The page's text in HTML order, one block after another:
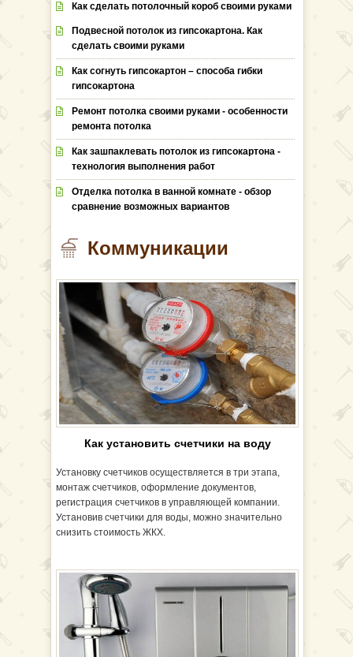
Как сделать потолочный короб своими руками
Подвесной потолок из гипсокартона. Как
сделать своими руками
Как согнуть гипсокартон – способа гибки
гипсокартона
Ремонт потолка своими руками - особенности
ремонта потолка
Как зашпаклевать потолок из гипсокартона -
технология выполнения работ
Отделка потолка в ванной комнате - обзор
сравнение возможных вариантов
Коммуникации
Как установить счетчики на воду
Установку счетчиков осуществляется в три этапа,
монтаж счетчиков, оформление документов,
регистрация счетчиков в управляющей компании.
Установив счетчики для воды, можно значительно
снизить стоимость ЖКХ.